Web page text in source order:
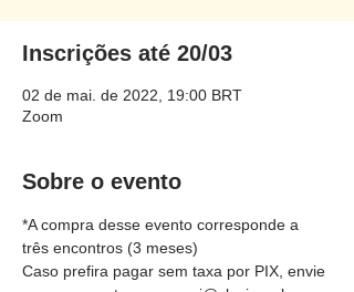
Inscrições até 20/03
02 de mai. de 2022, 19:00 BRT
Zoom
Sobre o evento
*A compra desse evento corresponde a
três encontros (3 meses)
Caso prefira pagar sem taxa por PIX, envie